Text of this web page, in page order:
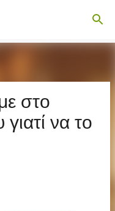
στο
να το